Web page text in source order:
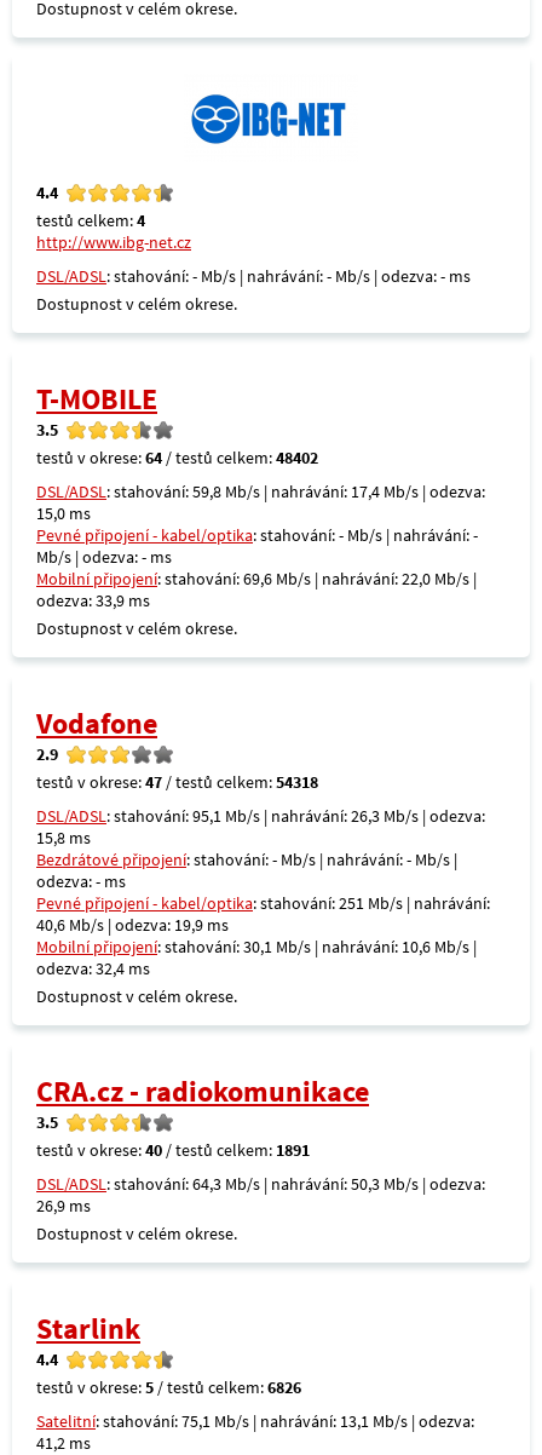
Dostupnost v celém okrese.
4.4
testů celkem:4
http://www.ibg-net.cz
DSL/ADSL: stahování: - Mb/s | nahrávání: - Mb/s | odezva: - ms
Dostupnost v celém okrese.
T-MOBILE
3.5
testů v okrese:64 / testů celkem:48402
DSL/ADSL: stahování: 59,8 Mb/s | nahrávání: 17,4 Mb/s | odezva:
15,0 ms
Pevné připojení - kabel/optika: stahování: - Mb/s | nahrávání: -
Mb/s | odezva: - ms
Mobilní připojení: stahování: 69,6 Mb/s | nahrávání: 22,0 Mb/s |
odezva: 33,9 ms
Dostupnost v celém okrese.
Vodafone
2.9
testů v okrese:47 / testů celkem:54318
DSL/ADSL: stahování: 95,1 Mb/s | nahrávání: 26,3 Mb/s | odezva:
15,8 ms
Bezdrátové připojení: stahování: - Mb/s | nahrávání: - Mb/s |
odezva: - ms
Pevné připojení - kabel/optika: stahování: 251 Mb/s | nahrávání:
40,6 Mb/s | odezva: 19,9 ms
Mobilní připojení: stahování: 30,1 Mb/s | nahrávání: 10,6 Mb/s |
odezva: 32,4 ms
Dostupnost v celém okrese.
CRA.cz - radiokomunikace
3.5
testů v okrese:40 / testů celkem: 1891
DSL/ADSL: stahování: 64,3 Mb/s | nahrávání: 50,3 Mb/s | odezva:
26,9 ms
Dostupnost v celém okrese.
Starlink
4.4
testů v okrese:5 / testů celkem:6826
Satelitní: stahování: 75,1 Mb/s | nahrávání: 13,1 Mb/s | odezva:
41,2 ms